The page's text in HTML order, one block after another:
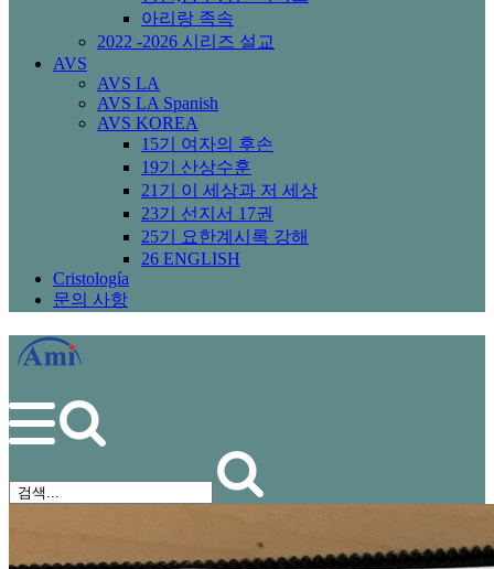
아리랑 족속
2022 -2026 시리즈 설교
AVS
AVS LA
AVS LA Spanish
AVS KOREA
15기 여자의 후손
19기 산상수훈
21기 이 세상과 저 세상
23기 선지서 17권
25기 요한계시록 강해
26 ENGLISH
Cristología
문의 사항